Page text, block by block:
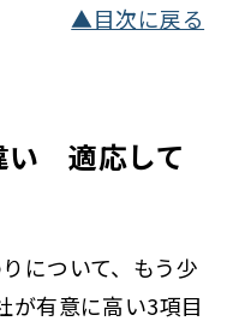
▲目次に戻る
い 適応して
について、もう少
が有意に高い3項目